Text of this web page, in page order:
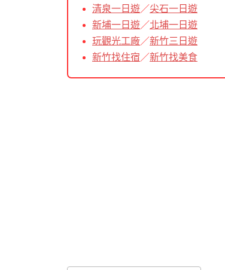
清泉一日遊／尖石一日遊
新埔一日遊／北埔一日遊
玩觀光工廠／新竹三日遊
新竹找住宿 ／新竹找美食